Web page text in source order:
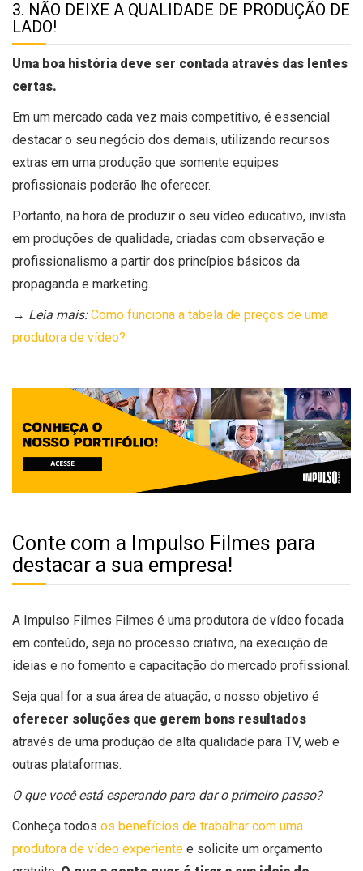
3. NÃO DEIXE A QUALIDADE DE PRODUÇÃO DE
LADO!
Uma boa história deve ser contada através das lentes
certas.
Em um mercado cada vez mais competitivo, é essencial
destacar o seu negócio dos demais, utilizando recursos
extras em uma produção que somente equipes
profissionais poderão lhe oferecer.
Portanto, na hora de produzir o seu vídeo educativo, invista
em produções de qualidade, criadas com observação e
profissionalismo a partir dos princípios básicos da
propaganda e marketing.
→ Leia mais:Como funciona a tabela de preços de uma
produtora de vídeo?
Conte com a Impulso Filmes para
destacar a sua empresa!
A Impulso Filmes Filmes é uma produtora de vídeo focada
em conteúdo, seja no processo criativo, na execução de
ideias e no fomento e capacitação do mercado profissional.
Seja qual for a sua área de atuação, o nosso objetivo é
oferecer soluções que gerem bons resultados
através de uma produção de alta qualidade para TV, web e
outras plataformas.
O que você está esperando para dar o primeiro passo?
Conheça todos os benefícios de trabalhar com uma
produtora de vídeo experiente e solicite um orçamento